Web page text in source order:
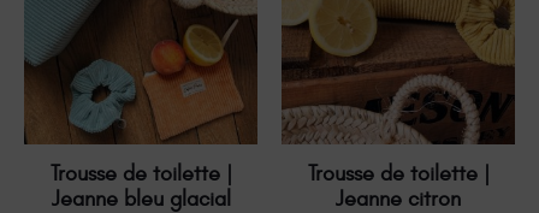
Trousse de toilette |
Jeanne bleu glacial
Trousse de toilette |
Jeanne citron